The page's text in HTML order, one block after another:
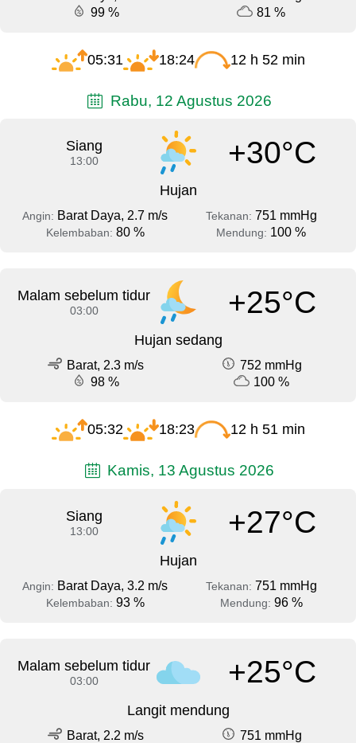
99 %
81 %
05:31 18:24 12 h 52 min
Rabu, 12 Agustus 2026
Siang
13:00 +30°C
Hujan
Angin: Barat Daya, 2.7 m/s Tekanan: 751 mmHg
Kelembaban: 80 % Mendung: 100 %
Malam sebelum tidur
03:00 +25°C
Hujan sedang
Barat, 2.3 m/s
752 mmHg
98 %
100 %
05:32 18:23 12 h 51 min
Kamis, 13 Agustus 2026
Siang
13:00 +27°C
Hujan
Angin: Barat Daya, 3.2 m/s Tekanan: 751 mmHg
Kelembaban: 93 % Mendung: 96 %
Malam sebelum tidur
03:00 +25°C
Langit mendung
Barat, 2.2 m/s
751 mmHg